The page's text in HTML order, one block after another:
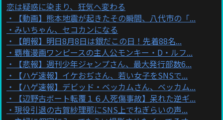
恋は疑惑に染まり、狂気へ変わる
【動画】熊本地震が起きたその瞬間、八代市の「...
みいちゃん、セコカンになる
【朗報】明日8月8日は銀だこの日！先着88名...
覇権漫画ワンピースの主人公モンキー・D・ルフ...
【悲報】週刊少年ジャンプさん、最大発行部数6...
【ハゲ速報】イケおぢさん、若い女子をSNSで...
【ハゲ速報】デビッド・ベッカムさん、ベッカム...
【辺野古ボート転覆１６人死傷事故】呆れた逆ギ...
現役引退の古賀紗理那にSNS上でねぎらいの声...